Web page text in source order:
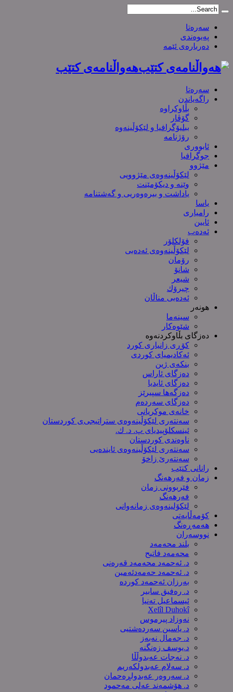
سەرەتا
پەیوەندی
دەربارەی ئێمە
هەواڵنامەی کتێب
سەرەتا
راگەیاندن
بڵاوکراوە
گۆڤار
ببلیۆگرافیا و لێکۆڵینەوە
رۆژنامە
ئابووری
جوگرافیا
مێژوو
لێکۆڵینەوەی مێژوویی
وێنە و دیکۆمێنت
یاداشت و بیره‌وه‌ریی و گەشتنامە
یاسا
رامیاری
ئایین
ئەدەب
فۆلکلۆر
لێکۆڵینەوەی ئەدەبی
رۆمان
شانۆ
شیعر
چیرۆك
ئەدەبی مناڵان
هونەر
سینەما
شێوەکار
دەزگای بڵاوکردنەوە
کۆڕی زانیاری کورد
ئەکادیمیای کوردی
بنکەی ژین
دەزگای ئاراس
دەزگای ئایدیا
دەزگەها سپیرێز
دەزگای سەردەم
خانەی موکریانی
سەنتەری لێكۆڵینەوەی ستراتیجی‌ی كوردستان
ئینسکلۆپیدیای پ. د. ك.
ناوەندی کوردستان
سەنتەری لێکۆڵینەوەى ئایندەیی
سەنتەرێ زاخۆ
رانانی کتێب
زمان و فەرهەنگ
فێربوونی زمان
فەرهەنگ
لێکۆلینەوەی زمانەوانی
کۆمەڵایەتی
هەمەڕەنگ
نووسەران
بلند محەمەد
محەمەد فاتیح
د. ئەحمەد محەمەد قەرەنی
د. ئەحمەد حەمەدئەمین
بەرزان ئەحمەد کورده
د. رەفیق سابیر
ئیسماعیل تەنیا
Xelîl Duhokî
نەوزاد پیرموس
د. یاسین سەردەشتیی
د. جەمال نەبەز
د.یوسف زه‌نگنه‌
د. نەجات عەبدوڵڵا
د. سەلام عەبدولكەریم
د. سەروەر عەبدولڕەحمان
د. هۆشمەند عەلی مەحمود